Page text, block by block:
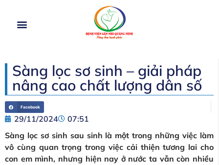
Sàng lọc sơ sinh – giải pháp
nâng cao chất lượng dân số
Facebook
29/11/2024
07:51
Sàng lọc sơ sinh sau sinh là một trong những việc làm
vô cùng quan trọng trong việc cải thiện tương lai cho
con em mình, nhưng hiện nay ở nước ta vẫn còn nhiều